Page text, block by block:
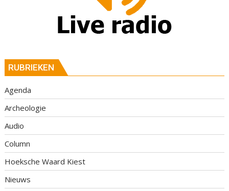
RUBRIEKEN
Agenda
Archeologie
Audio
Column
Hoeksche Waard Kiest
Nieuws